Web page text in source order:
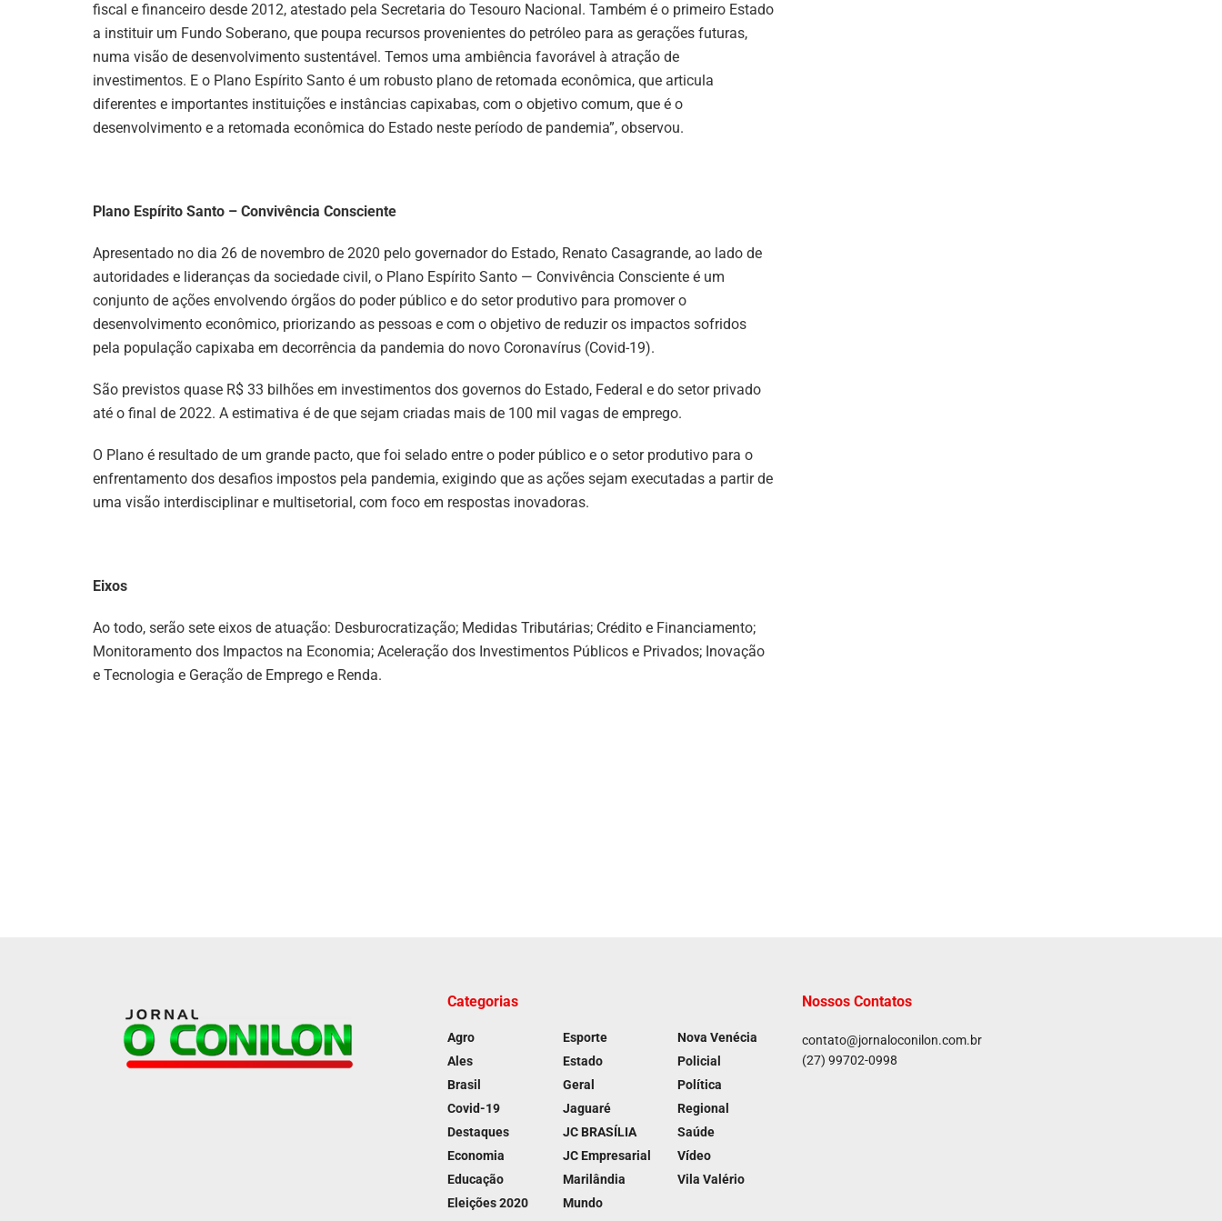
fiscal e financeiro desde 2012, atestado pela Secretaria do Tesouro Nacional. Também é o primeiro Estado
a instituir um Fundo Soberano, que poupa recursos provenientes do petróleo para as gerações futuras,
numa visão de desenvolvimento sustentável. Temos uma ambiência favorável à atração de
investimentos. E o Plano Espírito Santo é um robusto plano de retomada econômica, que articula
diferentes e importantes instituições e instâncias capixabas, com o objetivo comum, que é o
desenvolvimento e a retomada econômica do Estado neste período de pandemia”, observou.
Plano Espírito Santo – Convivência Consciente
Apresentado no dia 26 de novembro de 2020 pelo governador do Estado, Renato Casagrande, ao lado de
autoridades e lideranças da sociedade civil, o Plano Espírito Santo — Convivência Consciente é um
conjunto de ações envolvendo órgãos do poder público e do setor produtivo para promover o
desenvolvimento econômico, priorizando as pessoas e com o objetivo de reduzir os impactos sofridos
pela população capixaba em decorrência da pandemia do novo Coronavírus (Covid-19).
São previstos quase R$ 33 bilhões em investimentos dos governos do Estado, Federal e do setor privado
até o final de 2022. A estimativa é de que sejam criadas mais de 100 mil vagas de emprego.
O Plano é resultado de um grande pacto, que foi selado entre o poder público e o setor produtivo para o
enfrentamento dos desafios impostos pela pandemia, exigindo que as ações sejam executadas a partir de
uma visão interdisciplinar e multisetorial, com foco em respostas inovadoras.
Eixos
Ao todo, serão sete eixos de atuação: Desburocratização; Medidas Tributárias; Crédito e Financiamento;
Monitoramento dos Impactos na Economia; Aceleração dos Investimentos Públicos e Privados; Inovação
e Tecnologia e Geração de Emprego e Renda.
Categorias
Agro
Ales
Brasil
Covid-19
Destaques
Economia
Educação
Eleições 2020
Esporte
Estado
Geral
Jaguaré
JC BRASÍLIA
JC Empresarial
Marilândia
Mundo
Nova Venécia
Policial
Política
Regional
Saúde
Vídeo
Vila Valério
Nossos Contatos
contato@jornaloconilon.com.br
(27) 99702-0998